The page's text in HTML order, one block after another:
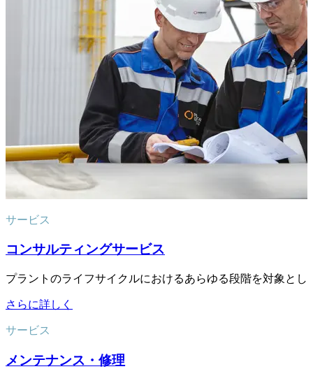
サービス
コンサルティングサービス
プラントのライフサイクルにおけるあらゆる段階を対象と
さらに詳しく
サービス
メンテナンス・修理